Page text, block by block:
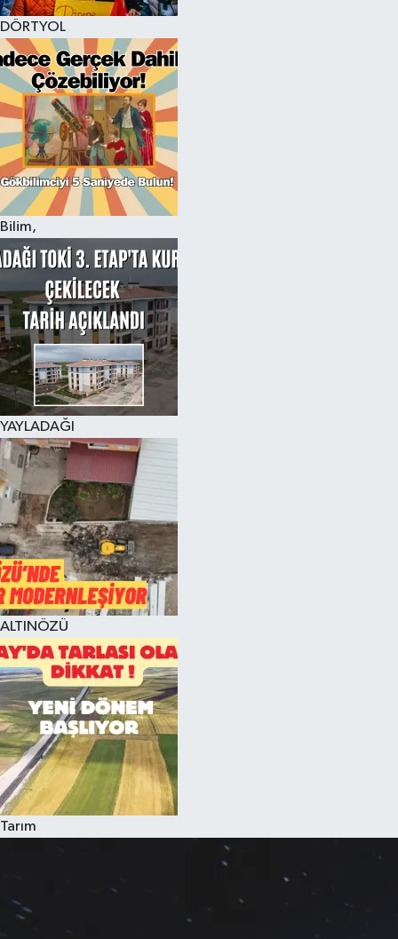
DÖRTYOL
Bilim,
YAYLADAĞI
ALTINÖZÜ
Tarım